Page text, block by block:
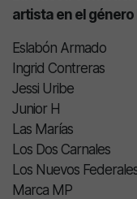
artista en el
Eslabón Armado
Ingrid Contreras
Jessi Uribe
Junior H
Las Marías
Los Dos Carnales
Los Nuevos
Marca MP